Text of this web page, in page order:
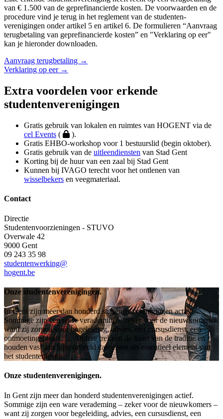
van € 1.500 van de geprefinan­cierde kosten. De voor­waarden en de
procedure vind je terug in het reglement van de studenten­
verenigingen onder artikel 5 en artikel 6. De formulieren “Aanvraag
terug­betaling van geprefinan­cierde kosten” en "Verklaring op eer"
kan je hier­onder downloaden.
Aanvraag terugbetaling →
Verklaring op eer →
Extra voordelen voor erkende
studentenverenigingen
Gratis gebruik van lokalen en ruimtes van HOGENT via de
cel Events (
).
Gratis EHBO-workshop voor 1 bestuurslid (begin oktober).
Gratis gebruik van de uitleendiensten van Stad Gent
Korting bij de huur van een zaal bij Stad Gent
Kunnen bij IVAGO terecht voor het ontlenen van
wisselbekers en veegmateriaal.
Contact
Directie
Studentenvoorzieningen - STUVO
Overwale 42
9000 Gent
09 243 35 98
studentenwerking@
hogent.be
Onze studentenverenigingen.
In Gent zijn meer dan honderd studentenverenigingen actief.
Sommige zijn een ware verademing – zeker voor de nieuwkomers –
want zij zorgen voor begeleiding, advies, een cursusdienst, een
ontmoetingsplaats, … Andere trekken de kaart van de traditie en
houden vast aan bijvoorbeeld cantussen als essentieel element van
het studentenleven.
Onze studentenverenigingen.
In Gent zijn meer dan honderd studentenverenigingen actief.
Sommige zijn een ware verademing – zeker voor de nieuwkomers –
want zij zorgen voor begeleiding, advies, een cursusdienst, een